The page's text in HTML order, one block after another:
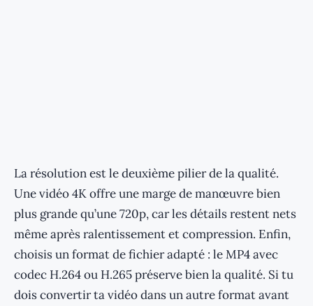
La résolution est le deuxième pilier de la qualité.
Une vidéo 4K offre une marge de manœuvre bien
plus grande qu’une 720p, car les détails restent nets
même après ralentissement et compression. Enfin,
choisis un format de fichier adapté : le MP4 avec
codec H.264 ou H.265 préserve bien la qualité. Si tu
dois convertir ta vidéo dans un autre format avant